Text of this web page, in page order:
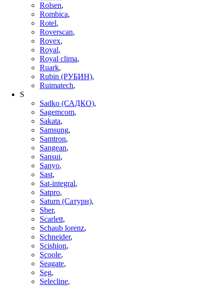
Rolsen,
Rombica,
Rotel,
Roverscan,
Rovex,
Royal,
Royal clima,
Ruark,
Rubin (РУБИН),
Ruimatech,
S
Sadko (САДКО),
Sagemcom,
Sakata,
Samsung,
Samtron,
Sangean,
Sansui,
Sanyo,
Sast,
Sat-integral,
Satpro,
Saturn (Сатурн),
Sber,
Scarlett,
Schaub lorenz,
Schneider,
Scishion,
Scoole,
Seagate,
Seg,
Selecline,